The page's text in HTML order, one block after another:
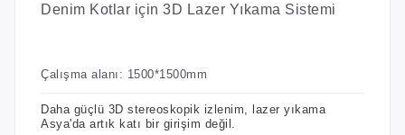
Denim Kotlar için 3D Lazer Yıkama Sistemi
Çalışma alanı: 1500*1500mm
Daha güçlü 3D stereoskopik izlenim, lazer yıkama
Asya'da artık katı bir girişim değil.